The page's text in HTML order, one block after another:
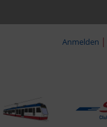
Anmelden |